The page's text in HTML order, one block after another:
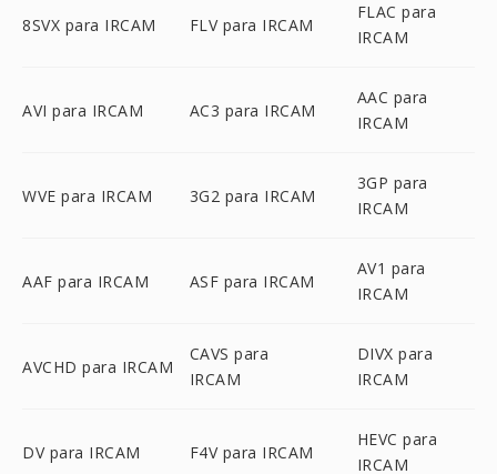
8SVX para IRCAM FLV para IRCAM
FLAC para
IRCAM
AVI para IRCAM AC3 para IRCAM
AAC para
IRCAM
WVE para IRCAM 3G2 para IRCAM
3GP para
IRCAM
AAF para IRCAM ASF para IRCAM
AV1 para
IRCAM
AVCHD para IRCAM
CAVS para
IRCAM
DIVX para
IRCAM
DV para IRCAM F4V para IRCAM
HEVC para
IRCAM